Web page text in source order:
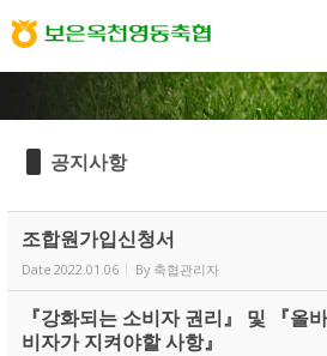
공지사항
조합원가입신청서
Date 2022.01.06 By 축협관리자
『강화되는 소비자 권리』 및 『올
비자가 지켜야할 사항』